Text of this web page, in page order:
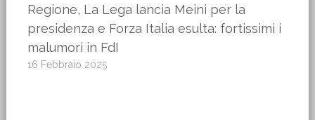
Regione, La Lega lancia Meini per la
presidenza e Forza Italia esulta: fortissimi i
malumori in FdI
16 Febbraio 2025